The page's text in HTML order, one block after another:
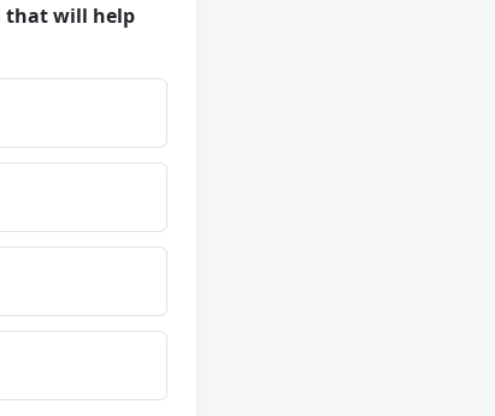
that will help